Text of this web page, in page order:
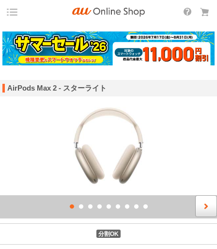
AirPods Max 2 - スターライト
分割OK